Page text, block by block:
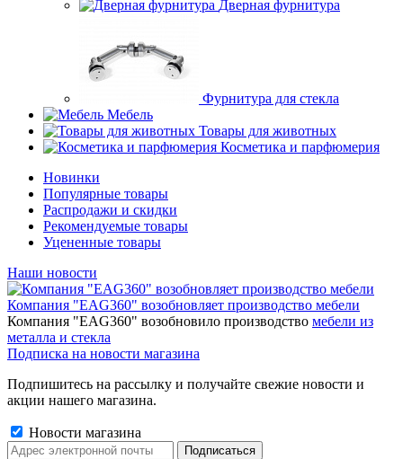
Дверная фурнитура
Фурнитура для стекла
Мебель
Товары для животных
Косметика и парфюмерия
Новинки
Популярные товары
Распродажи и скидки
Рекомендуемые товары
Уцененные товары
Наши новости
Компания "EAG360" возобновляет производство мебели
Компания "EAG360" возобновило производство мебели из
металла и стекла
Подписка на новости магазина
Подпишитесь на рассылку и получайте свежие новости и
акции нашего магазина.
Новости магазина